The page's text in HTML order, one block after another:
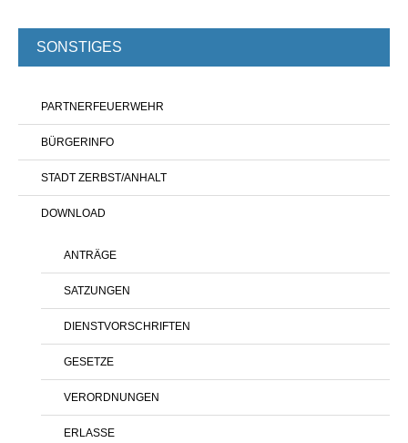
SONSTIGES
PARTNERFEUERWEHR
BÜRGERINFO
STADT ZERBST/ANHALT
DOWNLOAD
ANTRÄGE
SATZUNGEN
DIENSTVORSCHRIFTEN
GESETZE
VERORDNUNGEN
ERLASSE